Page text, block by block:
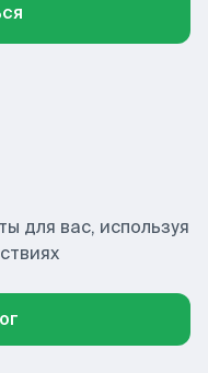
для вас, используя